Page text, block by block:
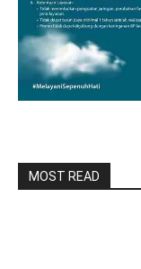
MOST READ